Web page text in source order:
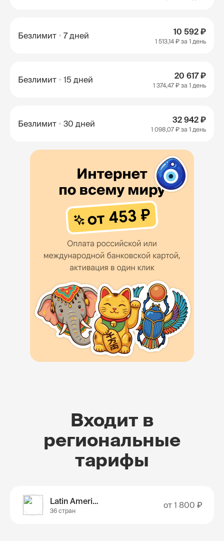
Безлимит 7 дней 10 592 ₽
1 513,14 ₽ за 1 день
Безлимит 15 дней 20 617 ₽
1 374,47 ₽ за 1 день
Безлимит 30 дней 32 942 ₽
1 098,07 ₽ за 1 день
Входит в
региональные
тарифы
Latin America
36 стран
от 1 800 ₽